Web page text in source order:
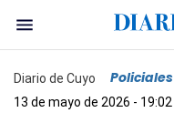
Diario de Cuyo Policiales
13 de mayo de 2026 - 19:02